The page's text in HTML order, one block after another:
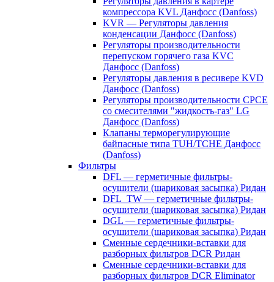
компрессора KVL Данфосс (Danfoss)
KVR — Регуляторы давления
конденсации Данфосс (Danfoss)
Регуляторы производительности
перепуском горячего газа KVC
Данфосс (Danfoss)
Регуляторы давления в ресивере KVD
Данфосс (Danfoss)
Регуляторы производительности CPCE
со смесителями "жидкость-газ" LG
Данфосс (Danfoss)
Клапаны терморегулирующие
байпасные типа TUH/TCHE Данфосс
(Danfoss)
Фильтры
DFL — герметичные фильтры-
осушители (шариковая засыпка) Ридан
DFL_TW — герметичные фильтры-
осушители (шариковая засыпка) Ридан
DGL — герметичные фильтры-
осушители (шариковая засыпка) Ридан
Сменные сердечники-вставки для
разборных фильтров DCR Ридан
Сменные сердечники-вставки для
разборных фильтров DCR Eliminator